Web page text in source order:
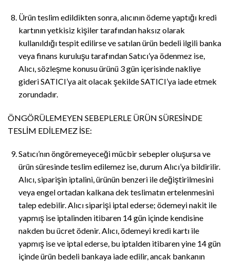
Ürün teslim edildikten sonra, alıcının ödeme yaptığı kredi
kartının yetkisiz kişiler tarafından haksız olarak
kullanıldığı tespit edilirse ve satılan ürün bedeli ilgili banka
veya finans kuruluşu tarafından Satıcı’ya ödenmez ise,
Alıcı, sözleşme konusu ürünü 3 gün içerisinde nakliye
gideri SATICI’ya ait olacak şekilde SATICI’ya iade etmek
zorundadır.
ÖNGÖRÜLEMEYEN SEBEPLERLE ÜRÜN SÜRESİNDE
TESLİM EDİLEMEZ İSE:
Satıcı’nın öngöremeyeceği mücbir sebepler oluşursa ve
ürün süresinde teslim edilemez ise, durum Alıcı’ya bildirilir.
Alıcı, siparişin iptalini, ürünün benzeri ile değiştirilmesini
veya engel ortadan kalkana dek teslimatın ertelenmesini
talep edebilir. Alıcı siparişi iptal ederse; ödemeyi nakit ile
yapmış ise iptalinden itibaren 14 gün içinde kendisine
nakden bu ücret ödenir. Alıcı, ödemeyi kredi kartı ile
yapmış ise ve iptal ederse, bu iptalden itibaren yine 14 gün
içinde ürün bedeli bankaya iade edilir, ancak bankanın